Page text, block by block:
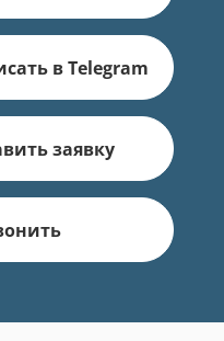
в Telegram
заявку